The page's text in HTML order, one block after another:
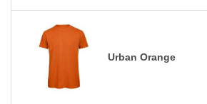
Urban Orange